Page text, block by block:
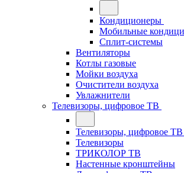
Кондиционеры
Мобильные
Сплит-системы
Вентиляторы
Котлы газовые
Мойки воздуха
Очистители воздуха
Увлажнители
Телевизоры, цифровое ТВ
Телевизоры, цифровое ТВ
Телевизоры
ТРИКОЛОР ТВ
Настенные кронштейны